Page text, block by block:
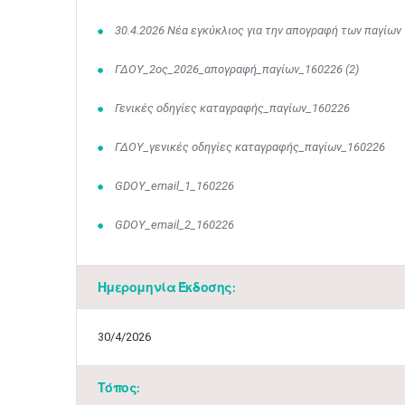
30.4.2026 Νέα εγκύκλιος για την απογραφή των παγίων
ΓΔΟΥ_2ος_2026_απογραφή_παγίων_160226 (2)
Γενικές οδηγίες καταγραφής_παγίων_160226
ΓΔΟΥ_γενικές οδηγίες καταγραφής_παγίων_160226
GDOY_email_1_160226
GDOY_email_2_160226
Ημερομηνία Έκδοσης:
30/4/2026
Τόπος: